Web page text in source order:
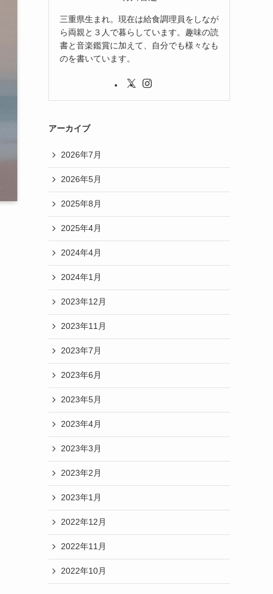
三重県生まれ。現在は給食調理員をしなが
ら両親と３人で暮らしています。趣味の読
書と音楽鑑賞に加えて、自分でも様々なも
のを書いています。
アーカイブ
2026年7月
2026年5月
2025年8月
2025年4月
2024年4月
2024年1月
2023年12月
2023年11月
2023年7月
2023年6月
2023年5月
2023年4月
2023年3月
2023年2月
2023年1月
2022年12月
2022年11月
2022年10月